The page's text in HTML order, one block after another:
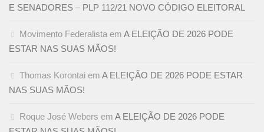
E SENADORES – PLP 112/21 NOVO CÓDIGO ELEITORAL
Movimento Federalista em A ELEIÇÃO DE 2026 PODE
ESTAR NAS SUAS MÃOS!
Thomas Korontai em A ELEIÇÃO DE 2026 PODE ESTAR
NAS SUAS MÃOS!
Roque José Webers em A ELEIÇÃO DE 2026 PODE